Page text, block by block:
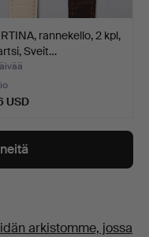
rannekello, 2 kpl,
Sveit…
USD
arkistomme, jossa